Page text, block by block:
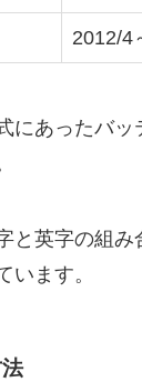
2012/4
にあったバッ
と英字の組み
います。